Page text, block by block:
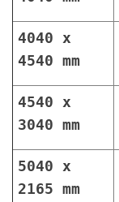
4040 x
4540 mm
4540 x
3040 mm
5040 x
2165 mm